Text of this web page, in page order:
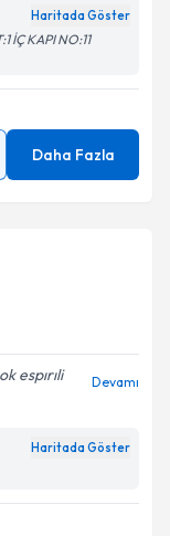
Haritada Göster
İÇ KAPI NO:11
Daha Fazla
espırıli
Devamı
Haritada Göster